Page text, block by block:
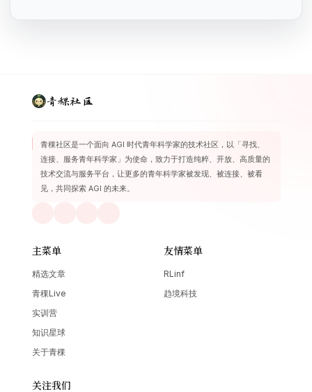
青稞社区
青稞社区是一个面向 AGI 时代青年科学家的技术社区，以「寻找、
连接、服务青年科学家」为使命，致力于打造纯粹、开放、高质量的
技术交流与服务平台，让更多的青年科学家被发现、被连接、被看
见，共同探索 AGI 的未来。
主菜单
精选文章
青稞Live
实训营
知识星球
关于青稞
友情菜单
RLinf
趋境科技
关注我们